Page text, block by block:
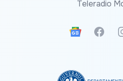
Teleradio
Google News